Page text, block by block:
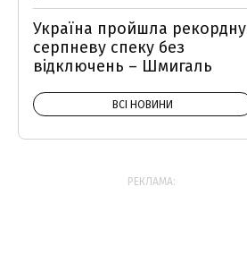
Україна пройшла рекордну
серпневу спеку без
відключень – Шмигаль
ВСІ НОВИНИ
РЕКЛАМА: